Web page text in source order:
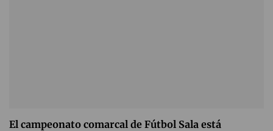
El campeonato comarcal de Fútbol Sala está